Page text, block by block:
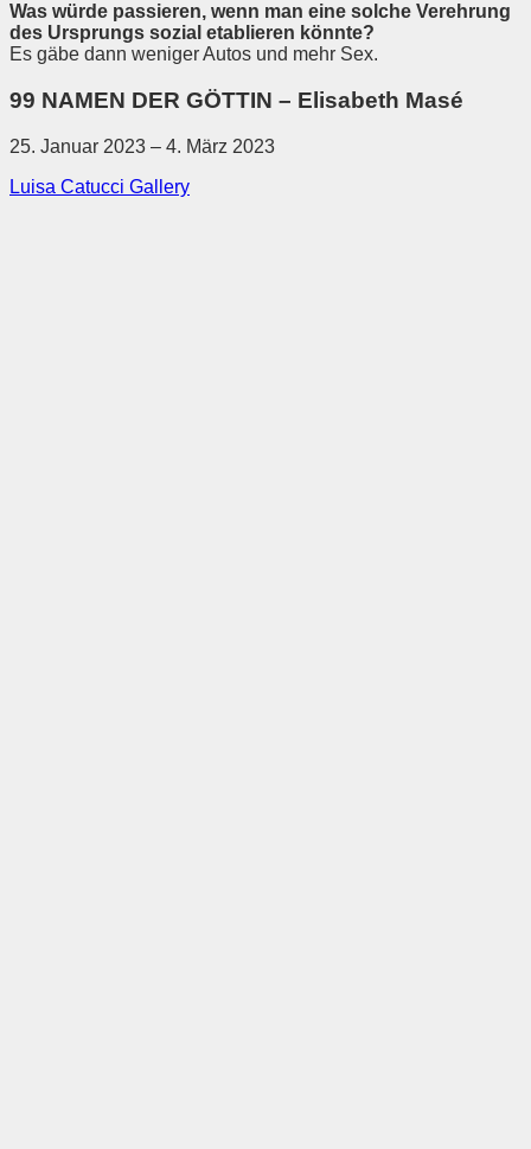
Was würde passieren, wenn man eine solche Verehrung
des Ursprungs sozial etablieren könnte?
Es gäbe dann weniger Autos und mehr Sex.
99 NAMEN DER GÖTTIN – Elisabeth Masé
25. Januar 2023 – 4. März 2023
Luisa Catucci Gallery